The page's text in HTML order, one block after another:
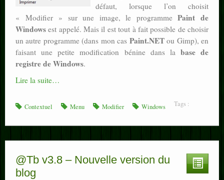
défaut, lorsque l’on choisit
« Modifier » sur une image, le programmePaint de
Windows est appelé. Mais il est tout à fait possible de choisir
un autre programme (dans mon cas Paint.NETou Gimp), en
faisant une petite modification bénine dans la base de
registre de Windows.
Lire la suite…
Tags :
Contextuel Menu Modifier Windows
@Tb v3.8 – Nouvelle version du
blog